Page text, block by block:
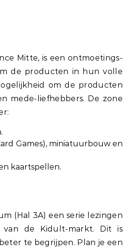
Mitte, is een ontmoetings-
de producten in hun volle
om de producten
mede-liefhebbers. De zone
Games), miniatuurbouw en
kaartspellen.
(Hal 3A) een serie lezingen
de Kidult-markt. Dit is
te begrijpen. Plan je een